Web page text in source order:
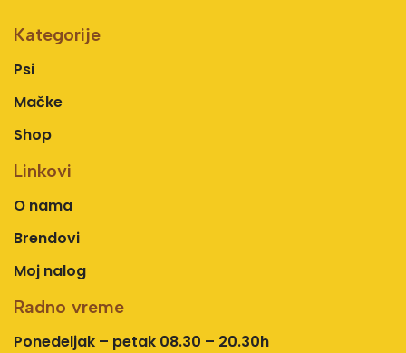
Kategorije
Psi
Mačke
Shop
Linkovi
O nama
Brendovi
Moj nalog
Radno vreme
Ponedeljak – petak 08.30 – 20.30h